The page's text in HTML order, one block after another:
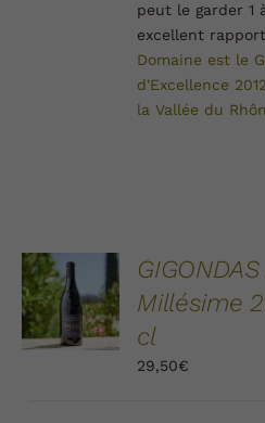
peut le garder 1
excellent
Domaine est le
d'Excellence
la Vallée du
AJOUTER
AU
PANIER
/
DÉTAILS
Millésime
cl
29,50€